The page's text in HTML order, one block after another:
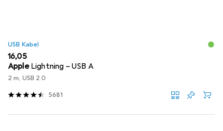
USB Kabel
EUR
16,05
Apple Lightning – USB A
2 m, USB 2.0
5681